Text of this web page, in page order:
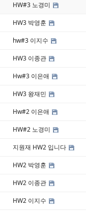
HW#3 노경미
HW3 박영훈
hw#3 이지수
HW3 이종관
Hw#3 이은애
HW3 왕재민
Hw#2 이은애
HW#2 노경미
지원재 HW2 입니다
HW2 박영훈
HW2 이종관
HW2 이지수